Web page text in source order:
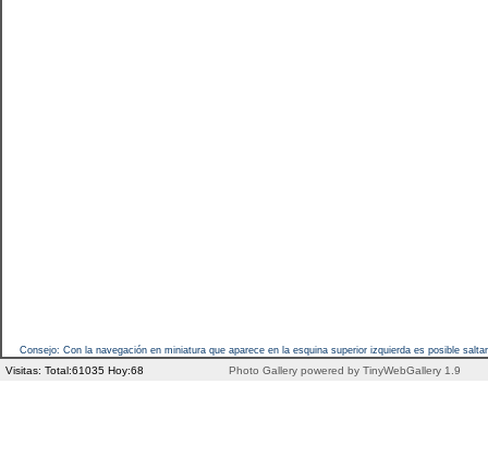
Consejo: Con la navegación en miniatura que aparece en la esquina superior izquierda es posible
Visitas: Total:61035 Hoy:68 Photo Gallery powered by TinyWebGallery 1.9